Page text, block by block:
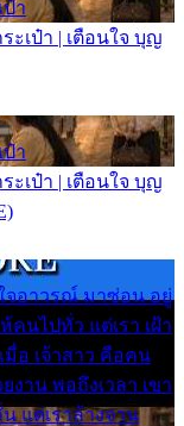
ป๋า
ะเป๋า | เตือนใจ บุญ
ป๋า
ะเป๋า | เตือนใจ บุญ
จอาวรณ์ มาซ่อน อยู่
คนไปทั่ว แต่เรา เฝ้า
มื่อ เจ้าสาว คือคน
งาน พอถึงเวลา เขา
แต่เราล้างจาน